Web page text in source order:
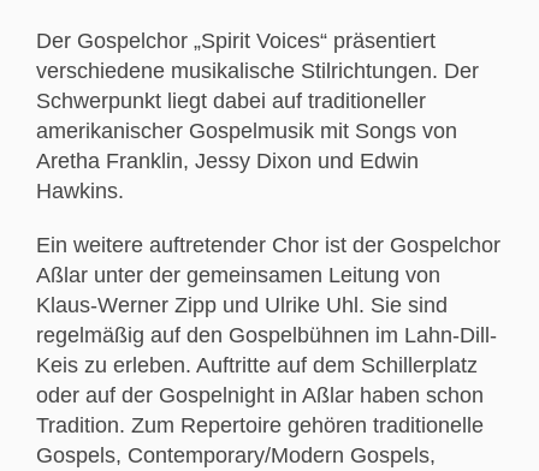
Der Gospelchor „Spirit Voices“ präsentiert
verschiedene musikalische Stilrichtungen. Der
Schwerpunkt liegt dabei auf traditioneller
amerikanischer Gospelmusik mit Songs von
Aretha Franklin, Jessy Dixon und Edwin
Hawkins.
Ein weitere auftretender Chor ist der Gospelchor
Aßlar unter der gemeinsamen Leitung von
Klaus-Werner Zipp und Ulrike Uhl. Sie sind
regelmäßig auf den Gospelbühnen im Lahn-Dill-
Keis zu erleben. Auftritte auf dem Schillerplatz
oder auf der Gospelnight in Aßlar haben schon
Tradition. Zum Repertoire gehören traditionelle
Gospels, Contemporary/Modern Gospels,